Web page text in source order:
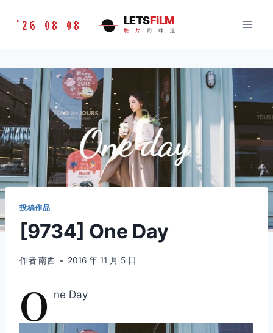
胶
味
道
LETSFILM
'26 08 08 LETSFiLM
胶 片 的 味 道
投稿作品
[9734] One Day
作者南西 2016 年 11 月 5 日
O ne Day